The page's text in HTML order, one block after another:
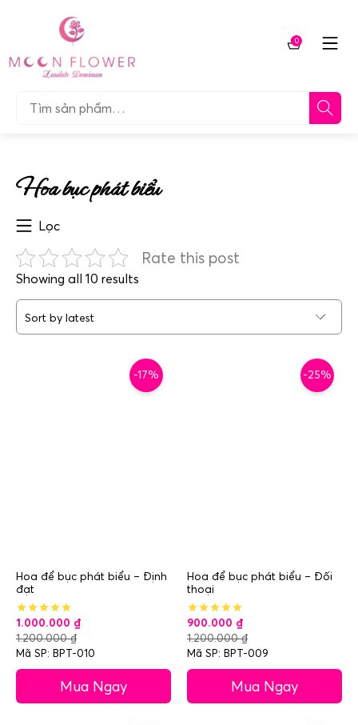
dung
Tìm…
0
Giỏ
Hoa bục phát biểu
Lọc
Rate this post
Showing all 10 results
by
-17%
Hoa để bục phát biểu – Định
đạt
1.000.000 ₫
1.200.000₫
Mã SP: BPT-010
Mua Ngay
-25%
Hoa để bục phát biểu – Đối
thoại
900.000 ₫
1.200.000₫
Mã SP: BPT-009
Mua Ngay